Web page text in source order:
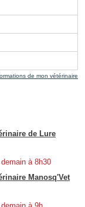
de mon vétérinaire
de Lure
à 8h30
Manosq'Vet